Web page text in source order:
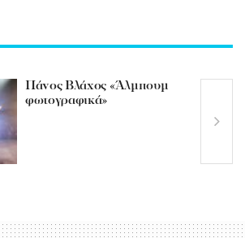
Πάνος Βλάχος «Άλμπουμ
φωτογραφικά»